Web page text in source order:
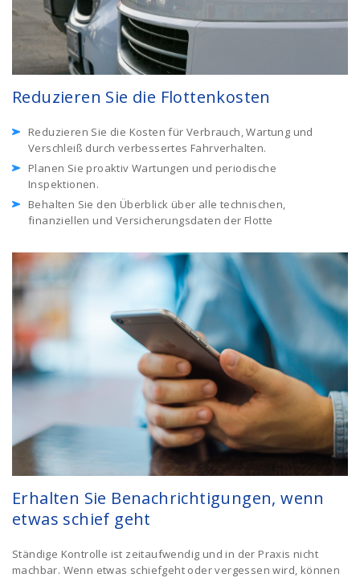
Reduzieren Sie die Flottenkosten
Reduzieren Sie die Kosten für Verbrauch, Wartung und
Verschleiß durch verbessertes Fahrverhalten.
Planen Sie proaktiv Wartungen und periodische
Inspektionen.
Behalten Sie den Überblick über alle technischen,
finanziellen und Versicherungsdaten der Flotte
Erhalten Sie Benachrichtigungen, wenn
etwas schief geht
Ständige Kontrolle ist zeitaufwendig und in der Praxis nicht
machbar. Wenn etwas schiefgeht oder vergessen wird, können